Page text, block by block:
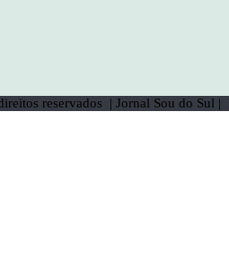
reservados | Jornal Sou do Sul |